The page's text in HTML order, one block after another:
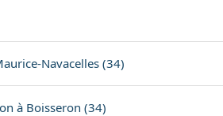
Navacelles (34)
à Boisseron (34)